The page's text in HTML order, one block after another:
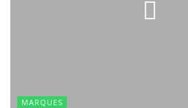
MARQUES